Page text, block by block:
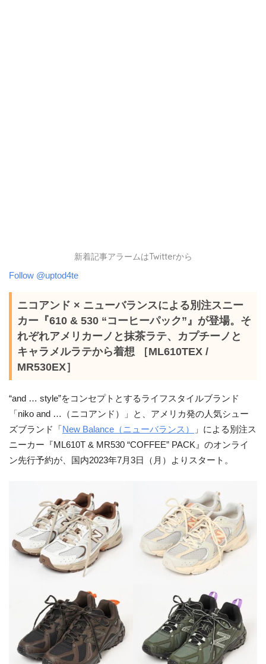
新着記事アラームはTwitterから
Follow @uptod4te
ニコアンド × ニューバランスによる別注スニー
カー『610 & 530 “コーヒーパック”』が登場。そ
れぞれアメリカーノと抹茶ラテ、カプチーノと
キャラメルラテから着想 ［ML610TEX /
MR530EX］
“and … style”をコンセプトとするライフスタイルブランド
「niko and …（ニコアンド）」と、アメリカ発の人気シュー
ズブランド「 New Balance（ニューバランス）
」による別注ス
ニーカー『ML610T & MR530 “COFFEE” PACK』のオンライ
ン先行予約が、国内2023年7月3日（月）よりスタート。